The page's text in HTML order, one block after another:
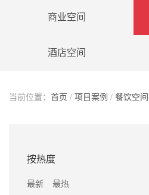
商业空间
酒店空间
当前位置： 首页 / 项目案例 / 餐饮空间
按热度
最新 最热